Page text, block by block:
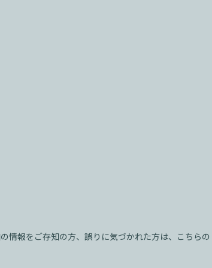
情報をご存知の方、誤りに気づかれた方は、こちらの